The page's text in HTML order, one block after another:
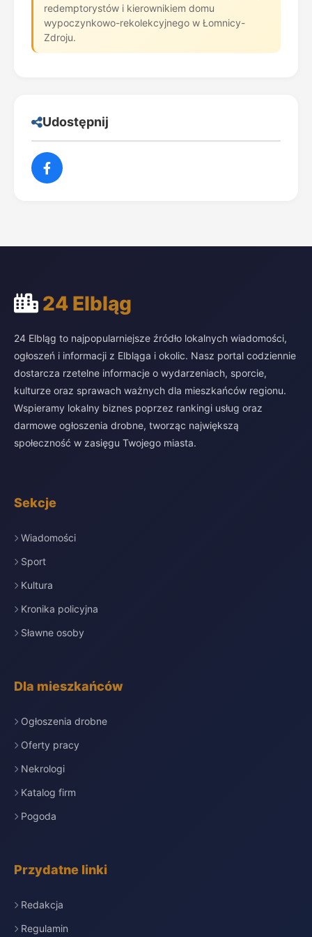
redemptorystów i kierownikiem domu
wypoczynkowo-rekolekcyjnego w Łomnicy-
Zdroju.
Udostępnij
24 Elbląg
24 Elbląg to najpopularniejsze źródło lokalnych wiadomości,
ogłoszeń i informacji z Elbląga i okolic. Nasz portal codziennie
dostarcza rzetelne informacje o wydarzeniach, sporcie,
kulturze oraz sprawach ważnych dla mieszkańców regionu.
Wspieramy lokalny biznes poprzez rankingi usług oraz
darmowe ogłoszenia drobne, tworząc największą
społeczność w zasięgu Twojego miasta.
Sekcje
Wiadomości
Sport
Kultura
Kronika policyjna
Sławne osoby
Dla mieszkańców
Ogłoszenia drobne
Oferty pracy
Nekrologi
Katalog firm
Pogoda
Przydatne linki
Redakcja
Regulamin